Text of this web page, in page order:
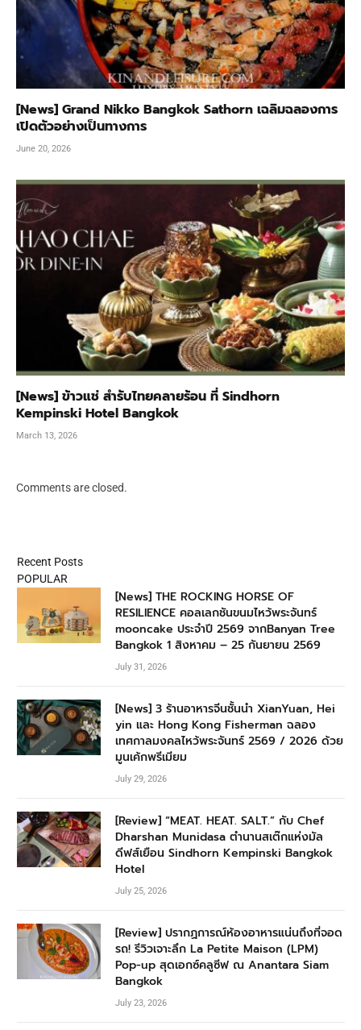
[News] Grand Nikko Bangkok Sathorn เฉลิมฉลองการ
เปิดตัวอย่างเป็นทางการ
June 20, 2026
[News] ข้าวแช่ สำรับไทยคลายร้อน ที่ Sindhorn
Kempinski Hotel Bangkok
March 13, 2026
Comments are closed.
Recent Posts
POPULAR
[News] THE ROCKING HORSE OF
RESILIENCE คอลเลกชันขนมไหว้พระจันทร์
mooncake ประจำปี 2569 จากBanyan Tree
Bangkok 1 สิงหาคม – 25 กันยายน 2569
July 31, 2026
[News] 3 ร้านอาหารจีนชั้นนำ XianYuan, Hei
yin และ Hong Kong Fisherman ฉลอง
เทศกาลมงคลไหว้พระจันทร์ 2569 / 2026 ด้วย
มูนเค้กพรีเมียม
July 29, 2026
[Review] “MEAT. HEAT. SALT.” กับ Chef
Dharshan Munidasa ตำนานสเต๊กแห่งมัล
ดีฟส์เยือน Sindhorn Kempinski Bangkok
Hotel
July 25, 2026
[Review] ปรากฏการณ์ห้องอาหารแน่นถึงที่จอด
รถ! รีวิวเจาะลึก La Petite Maison (LPM)
Pop-up สุดเอกซ์คลูซีฟ ณ Anantara Siam
Bangkok
July 23, 2026